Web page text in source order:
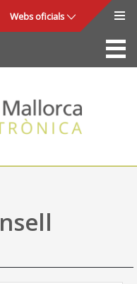
Webs oficials
La Seu
Consell de Mallorca
Accés i seguretat
Utilitats
Ajuda